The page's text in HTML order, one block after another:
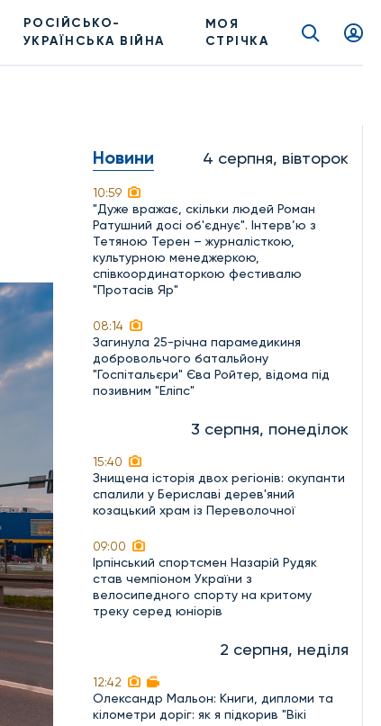
РОСІЙСЬКО-
УКРАЇНСЬКА ВІЙНА
МОЯ
СТРІЧКА
Новини 4 серпня, вівторок
10:59
"Дуже вражає, скільки людей Роман
Ратушний досі об'єднує". Інтерв’ю з
Тетяною Терен – журналісткою,
культурною менеджеркою,
співкоординаторкою фестивалю
"Протасів Яр"
08:14
Загинула 25-річна парамедикиня
добровольчого батальйону
"Госпітальєри" Єва Ройтер, відома під
позивним "Еліпс"
3 серпня, понеділок
15:40
Знищена історія двох регіонів: окупанти
спалили у Бериславі дерев'яний
козацький храм із Переволочної
09:00
Ірпінський спортсмен Назарій Рудяк
став чемпіоном України з
велосипедного спорту на критому
треку серед юніорів
2 серпня, неділя
12:42
Олександр Мальон: Книги, дипломи та
кілометри доріг: як я підкорив "Вікі